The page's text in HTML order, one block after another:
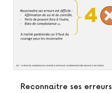
Reconnaitre ses erreurs